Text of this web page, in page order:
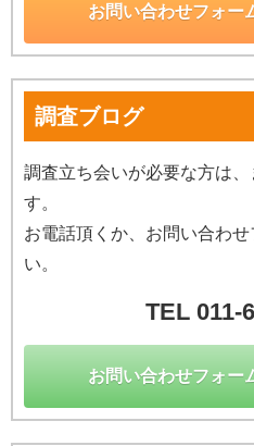
お問い合わせフォー
調査ブログ
調査立ち会いが必要な方は
す。
お電話頂くか、お問い合わ
い。
TEL 011-
お問い合わせフォー